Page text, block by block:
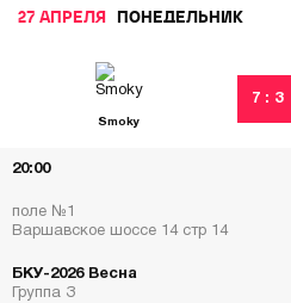
27 АПРЕЛЯ ПОНЕДЕЛЬНИК
20:00
поле №1
Варшавское шоссе 14 стр 14
Smoky
7 : 3
БКУ-2026 Весна
Группа З